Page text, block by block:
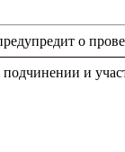
о
и